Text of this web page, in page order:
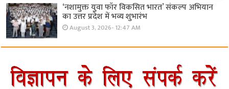
‘नशामुक्त युवा फॉर विकसित भारत’ संकल्प अभियान
का उत्तर प्रदेश में भव्य शुभारंभ
August 3, 2026- 12:47 AM